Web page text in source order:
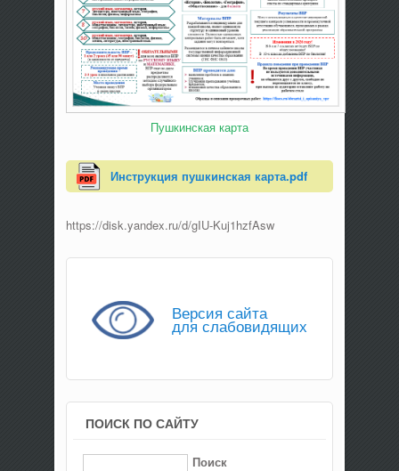
Пушкинская карта
Инструкция пушкинская карта.pdf
https://disk.yandex.ru/d/gIU-Kuj1hzfAsw
Версия сайта
для слабовидящих
ПОИСК ПО САЙТУ
Поиск